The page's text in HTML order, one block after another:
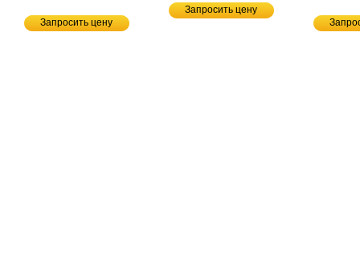
Запросить цену
Запросить цену